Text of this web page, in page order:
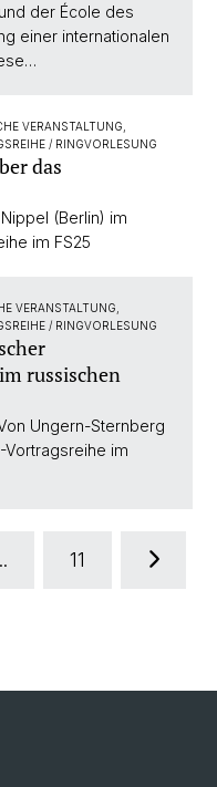
der École des
einer internationalen
VERANSTALTUNG,
/ RINGVORLESUNG
das
(Berlin) im
im FS25
VERANSTALTUNG,
/ RINGVORLESUNG
russischen
Ungern-Sternberg
Vortragsreihe im
11